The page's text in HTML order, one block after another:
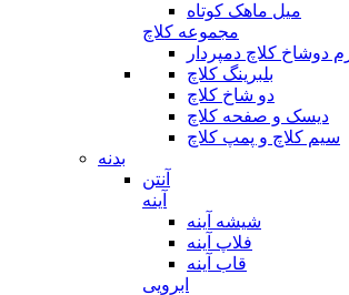
میل ماهک کوتاه
مجموعه کلاچ
دوشاخ کلاچ دمپردار
بلبرینگ کلاچ
دو شاخ کلاچ
دیسک و صفحه کلاچ
سیم کلاچ و پمپ کلاچ
بدنه
آنتن
آینه
شیشه آینه
فلاپ آینه
قاب آینه
ابرویی